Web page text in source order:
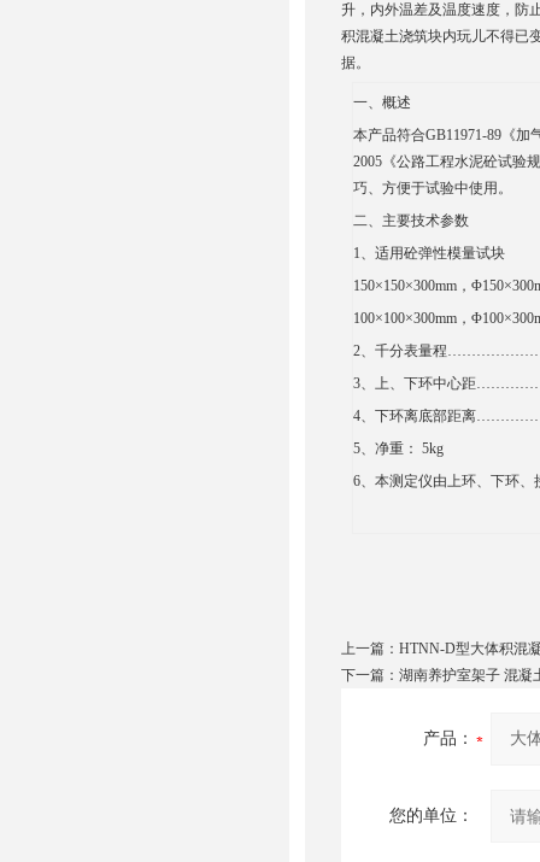
升，内外温差及温度速度，防
积混凝土浇筑块内玩儿不得已
据。
一、概述
本产品符合GB11971-89《加
2005《公路工程水泥砼试验
巧、方便于试验中使用。
二、主要技术参数
1、适用砼弹性模量试块
150×150×300mm，Φ150×
100×100×300mm，Φ100×
2、千分表量程
3、上、下环中心距
4、下环离底部距离
5、 净重： 5kg
6、本测定仪由上环、下环
上一篇： HTNN-D型大体积混
下一篇： 湖南养护室架子 混凝
产品：
您的单位：